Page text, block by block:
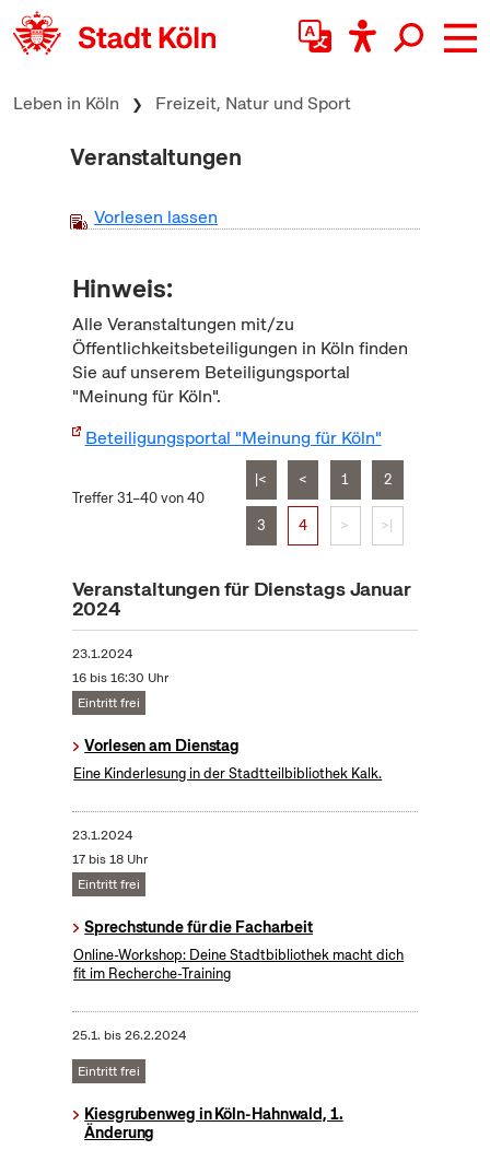
zum Inhalt springen
Leben in Köln Freizeit, Natur und Sport
Veranstaltungen
Vorlesen lassen
Hinweis:
Alle Veranstaltungen mit/zu
Öffentlichkeitsbeteiligungen in Köln finden
Sie auf unserem Beteiligungsportal
"Meinung für Köln".
Beteiligungsportal "Meinung für Köln"
Treffer 31–40 von 40
|< < 1 2
3 4 > >|
Veranstaltungen für Dienstags Januar
2024
23.1.2024
16 bis 16:30 Uhr
Eintritt frei
Vorlesen am Dienstag
Eine Kinderlesung in der Stadtteilbibliothek Kalk.
23.1.2024
17 bis 18 Uhr
Eintritt frei
Sprechstunde für die Facharbeit
Online-Workshop: Deine Stadtbibliothek macht dich
fit im Recherche-Training
25.1. bis26.2.2024
Eintritt frei
Kiesgrubenweg in Köln-Hahnwald, 1.
Änderung